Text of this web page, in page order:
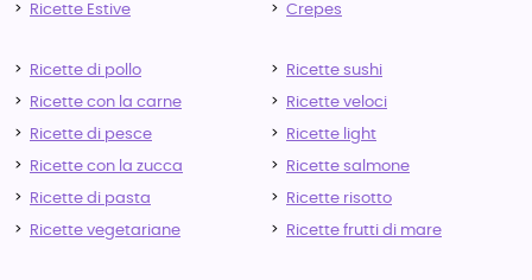
Ricette Estive Crepes
Ricette di pollo
Ricette con la carne
Ricette di pesce
Ricette con la zucca
Ricette di pasta
Ricette vegetariane
Ricette sushi
Ricette veloci
Ricette light
Ricette salmone
Ricette risotto
Ricette frutti di mare